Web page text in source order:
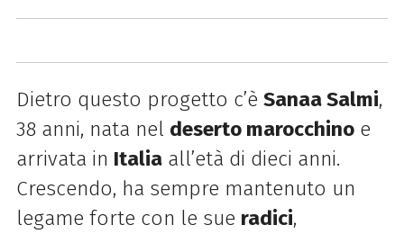
Dietro questo progetto c’è Sanaa Salmi,
38 anni, nata nel deserto marocchinoe
arrivata in Italiaall’età di dieci anni.
Crescendo, ha sempre mantenuto un
legame forte con le sue radici,